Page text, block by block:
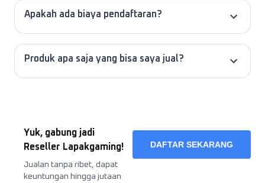
Apakah ada biaya pendaftaran?
Produk apa saja yang bisa saya jual?
Yuk, gabung jadi
Reseller Lapakgaming!
Jualan tanpa ribet, dapat
keuntungan hingga jutaan
DAFTAR SEKARANG